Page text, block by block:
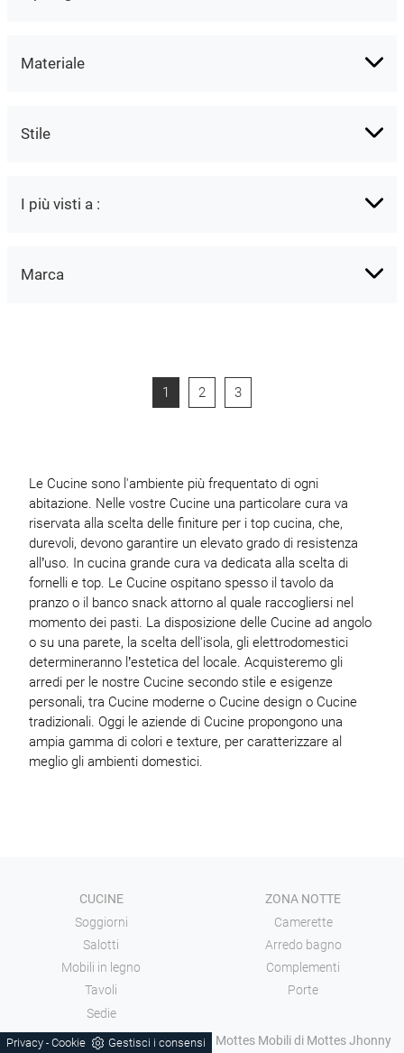
Materiale
Stile
I più visti a :
Marca
1 2 3
Le Cucine sono l'ambiente più frequentato di ogni
abitazione. Nelle vostre Cucine una particolare cura va
riservata alla scelta delle finiture per i top cucina, che,
durevoli, devono garantire un elevato grado di resistenza
all’uso. In cucina grande cura va dedicata alla scelta di
fornelli e top. Le Cucine ospitano spesso il tavolo da
pranzo o il banco snack attorno al quale raccogliersi nel
momento dei pasti. La disposizione delle Cucine ad angolo
o su una parete, la scelta dell'isola, gli elettrodomestici
determineranno l’estetica del locale. Acquisteremo gli
arredi per le nostre Cucine secondo stile e esigenze
personali, tra Cucine moderne o Cucine design o Cucine
tradizionali. Oggi le aziende di Cucine propongono una
ampia gamma di colori e texture, per caratterizzare al
meglio gli ambienti domestici.
CUCINE
Soggiorni
Salotti
Mobili in legno
Tavoli
Sedie
ZONA NOTTE
Camerette
Arredo bagno
Complementi
Porte
AZIENDA Mottes Mobili di Mottes Jhonny
Privacy - Cookie Gestisci i consensi